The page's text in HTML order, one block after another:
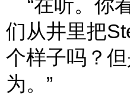
“在听。你
们从井里把
个样子吗？
为。”